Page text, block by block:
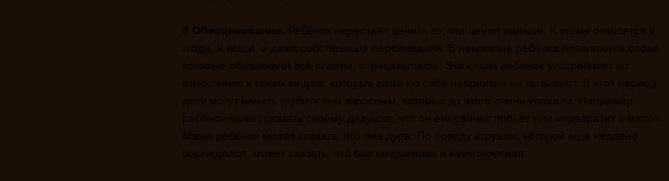
5 Обесценивание. Ребёнок перестаёт ценить то, что ценил раньше. К этому относятся и
люди, и вещи, и даже собственные переживания. В лексиконе ребёнка появляются слова,
которые обозначают всё плохое, отрицательное. Эти слова ребёнок употребляет по
отношению к таким вещам, которые сами по себе неприязни не вызывают. В этот период
дети могут начать грубить тем взрослым, которых до этого очень уважали. Например,
ребёнок может сказать своему дедушке, что он его сейчас побьёт или «превратит в мясо».
Маме ребёнок может сказать, что она дура. По поводу игрушки, которой ещё недавно
восхищался, может сказать, что она некрасивая и неинтересная.